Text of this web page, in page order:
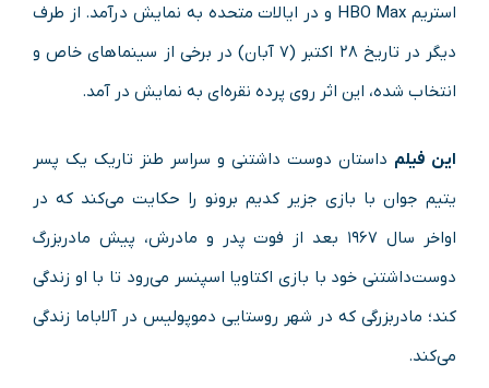
استریم HBO Max و در ایالات متحده به نمایش درآمد. از طرف
دیگر در تاریخ ۲۸ اکتبر (۷ آبان) در برخی از سینماهای خاص و
انتخاب شده، این اثر روی پرده نقره‌ای به نمایش در آمد.
این فیلم داستان دوست‌ داشتنی و سراسر طنز تاریک یک پسر
یتیم جوان با بازی جزیر کدیم برونو را حکایت می‌کند که در
اواخر سال ۱۹۶۷ بعد از فوت پدر و مادرش، پیش مادربزرگ
دوست‌داشتنی خود با بازی اکتاویا اسپنسر می‌رود تا با او زندگی
کند؛ مادربزرگی که در شهر روستایی دموپولیس در آلاباما زندگی
می‌کند.